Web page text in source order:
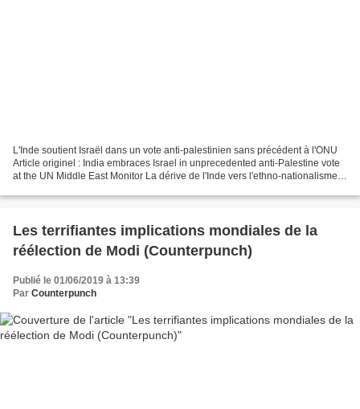
L'Inde soutient Israël dans un vote anti-palestinien sans précédent à l'ONU
Article originel : India embraces Israel in unprecedented anti-Palestine vote
at the UN Middle East Monitor La dérive de l'Inde vers l'ethno-nationalisme
Les terrifiantes implications mondiales de la
réélection de Modi (Counterpunch)
Publié le 01/06/2019 à 13:39
Par Counterpunch